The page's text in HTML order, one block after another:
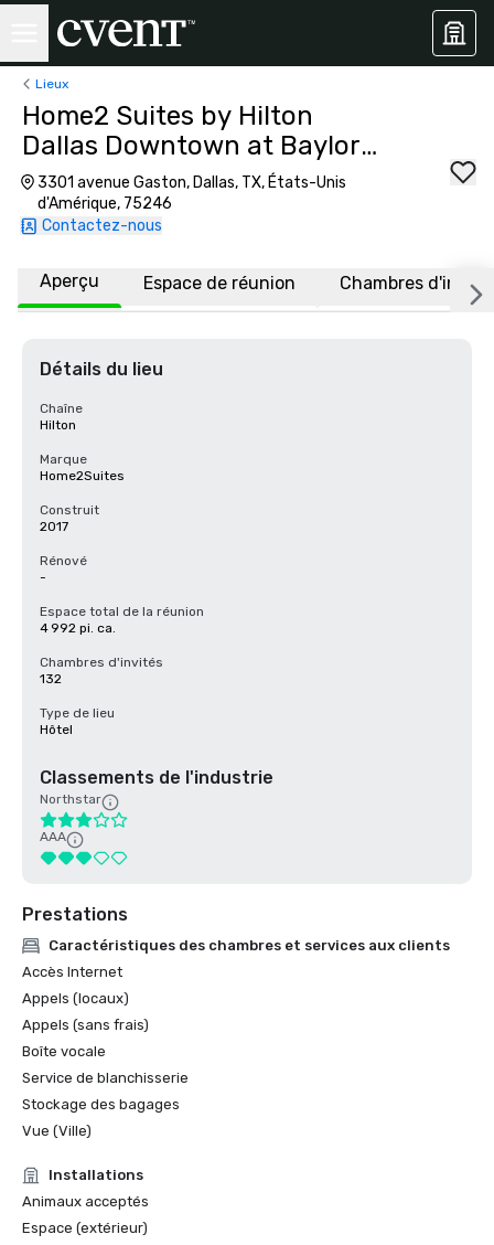
Lieux
Home2 Suites by Hilton
Dallas Downtown at Baylor
Scott & White
3301 avenue Gaston, Dallas, TX, États-Unis
d'Amérique, 75246
Contactez-nous
Aperçu Espace de réunion Chambres
Détails du lieu
Chaîne
Hilton
Marque
Home2Suites
Construit
2017
Rénové
-
Espace total de la réunion
4 992 pi. ca.
Chambres d'invités
132
Type de lieu
Hôtel
Classements de l'industrie
Northstar
AAA
Prestations
Caractéristiques des chambres et services aux clients
Accès Internet
Appels (locaux)
Appels (sans frais)
Boîte vocale
Service de blanchisserie
Stockage des bagages
Vue (Ville)
Installations
Animaux acceptés
Espace (extérieur)